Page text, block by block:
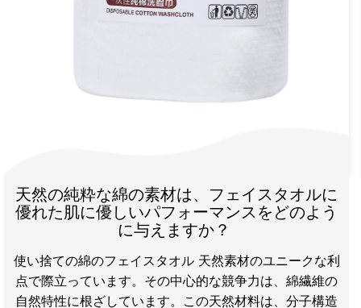
フェイスタオルに
マンスをどのよう
天然素材のユニークな利
的な競争力は、綿繊維の
の天然材料は、分子構造
Spunlace Non
Daile Nonwoven
の高性能ソ
スパンレース不織布ファブ
レンドノンウーブンとして
た柔らかさ、強度、吸収性